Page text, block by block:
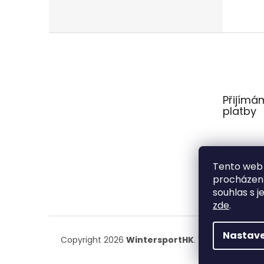
Tento
souhlas s
zde.
platby
Copyright 2026 WintersportHK. Všechna práva